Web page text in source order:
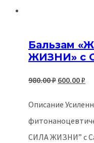
Бальзам
ЖИЗНИ» с
980.00₽
980.00 ₽.
600.00₽
Описание
СИЛА ЖИЗНИ” с